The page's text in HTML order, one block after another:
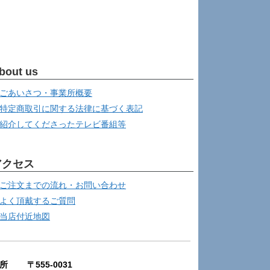
us
ごあいさつ・事業所概要
特定商取引に関する法律に基づく表記
紹介してくださったテレビ番組等
セス
ご注文までの流れ・お問い合わせ
よく頂戴するご質問
当店付近地図
所 〒555-0031